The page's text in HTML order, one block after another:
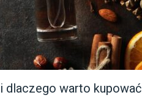
dlaczego warto kupować